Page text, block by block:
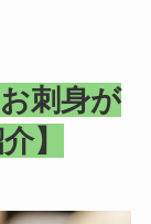
刺身が
】